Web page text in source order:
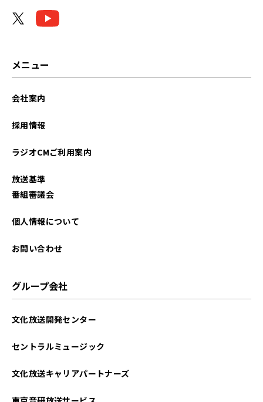
メニュー
会社案内
採用情報
ラジオCMご利用案内
放送基準
番組審議会
個人情報について
お問い合わせ
グループ会社
文化放送開発センター
セントラルミュージック
文化放送キャリアパートナーズ